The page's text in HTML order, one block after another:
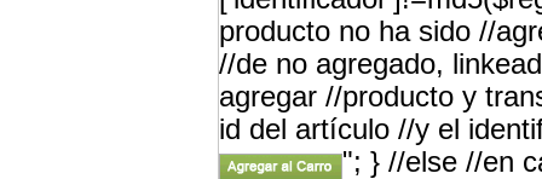
producto no ha sido //
//de no agregado,
agregar //producto y
id del artículo //y el
"; } //else //en